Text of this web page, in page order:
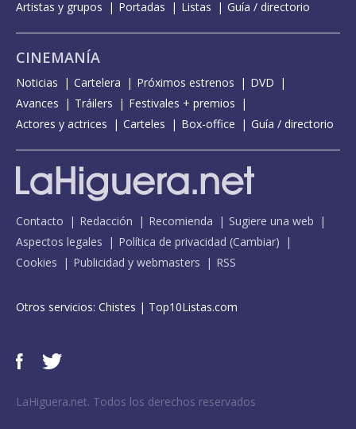
Artistas y grupos
Portadas Listas Guía / directorio
CINEMANÍA
Noticias Cartelera Próximos estrenos
DVD
Avances
Tráilers
Festivales + premios
Actores y actrices
Carteles Box-office Guía / directorio
Contacto Redacción Recomienda
Sugiere una web
Aspectos legales
Política de privacidad (Cambiar)
Cookies
Publicidad y webmasters RSS
Otros servicios: Chistes | Top10Listas.com
LaHiguera.net. Todos los derechos reservados